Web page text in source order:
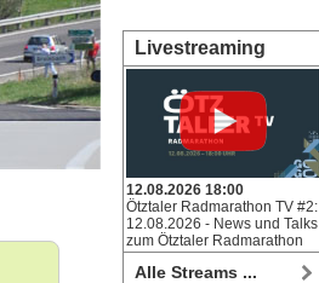
Livestreaming
12.08.2026 18:00
Ötztaler Radmarathon TV #2:
12.08.2026 - News und Talks
zum Ötztaler Radmarathon
Alle Streams ...